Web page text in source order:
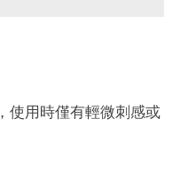
使用時僅有輕微刺感或